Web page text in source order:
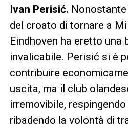
Ivan Perisić.
del croato di tornare a
Eindhoven ha eretto una
invalicabile. Perisić si è
contribuire
uscita, ma il club
irremovibile,
ribadendo la volontà di